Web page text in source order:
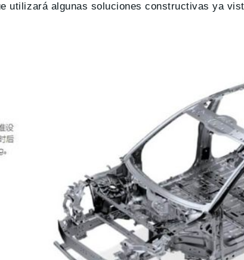
utilizará algunas soluciones constructivas ya